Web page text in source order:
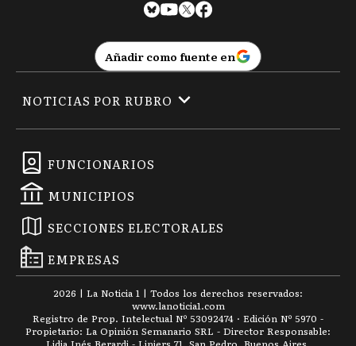
Añadir como fuente en
FUNCIONARIOS
MUNICIPIOS
SECCIONES ELECTORALES
EMPRESAS
NOTICIAS POR RUBRO
2026 | La Noticia 1 | Todos los derechos reservados:
www.lanoticia1.com
Registro de Prop. Intelectual Nº 53092474 · Edición Nº 5970 -
Propietario: La Opinión Semanario SRL - Director Responsable: